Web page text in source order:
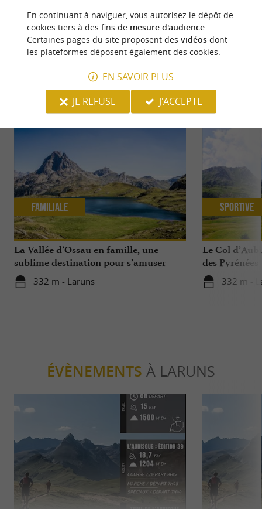
Source : Sirtaqui Crédit photo : ©Courses Ossau -
BY-NC-ND 4.0
NOUS AVONS TESTÉ POUR VOUS
La Vallée d’Ossau en famille, une
sublime destination pour s’amuser
avec ses enfants toute l'année
332 m - Laruns
Familiale
Le Col
des Pyrénées
332 m -
Sportive
ÉVÈNEMENTS À LARUNS
En continuant à naviguer, vous autorisez le dépôt de
cookies tiers à des fins de mesure d'audience.
Certaines pages du site proposent des vidéosdont
les plateformes déposent également des cookies.
EN SAVOIR PLUS
JE REFUSE
J'ACCEPTE